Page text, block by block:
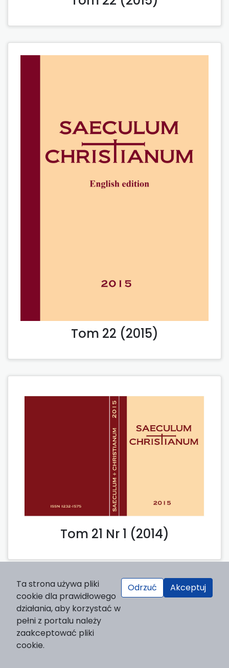
Tom 22 (2015)
Tom 21 Nr 1 (2014)
Tom 20 Nr 1 (2013)
1-25 z 42
Ta strona używa pliki
cookie dla prawidłowego
działania, aby korzystać w
pełni z portalu należy
zaakceptować pliki
cookie.
Odrzuć Akceptuj